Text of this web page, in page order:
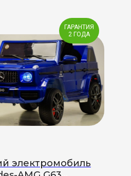
ГАРАНТИЯ
2 ГОДА
электромобиль